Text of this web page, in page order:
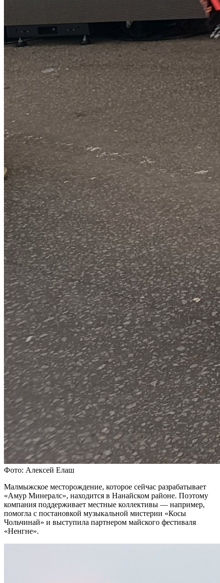
Фото: Алексей Елаш
Малмыжское месторождение, которое сейчас разрабатывает
«Амур Минералс», находится в Нанайском районе. Поэтому
компания поддерживает местные коллективы — например,
помогла с постановкой музыкальной мистерии «Косы
Чольчинай» и выступила партнером майского фестиваля
«Ненгне».